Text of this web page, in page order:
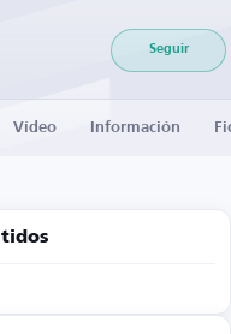
Seguir
Vídeo Información